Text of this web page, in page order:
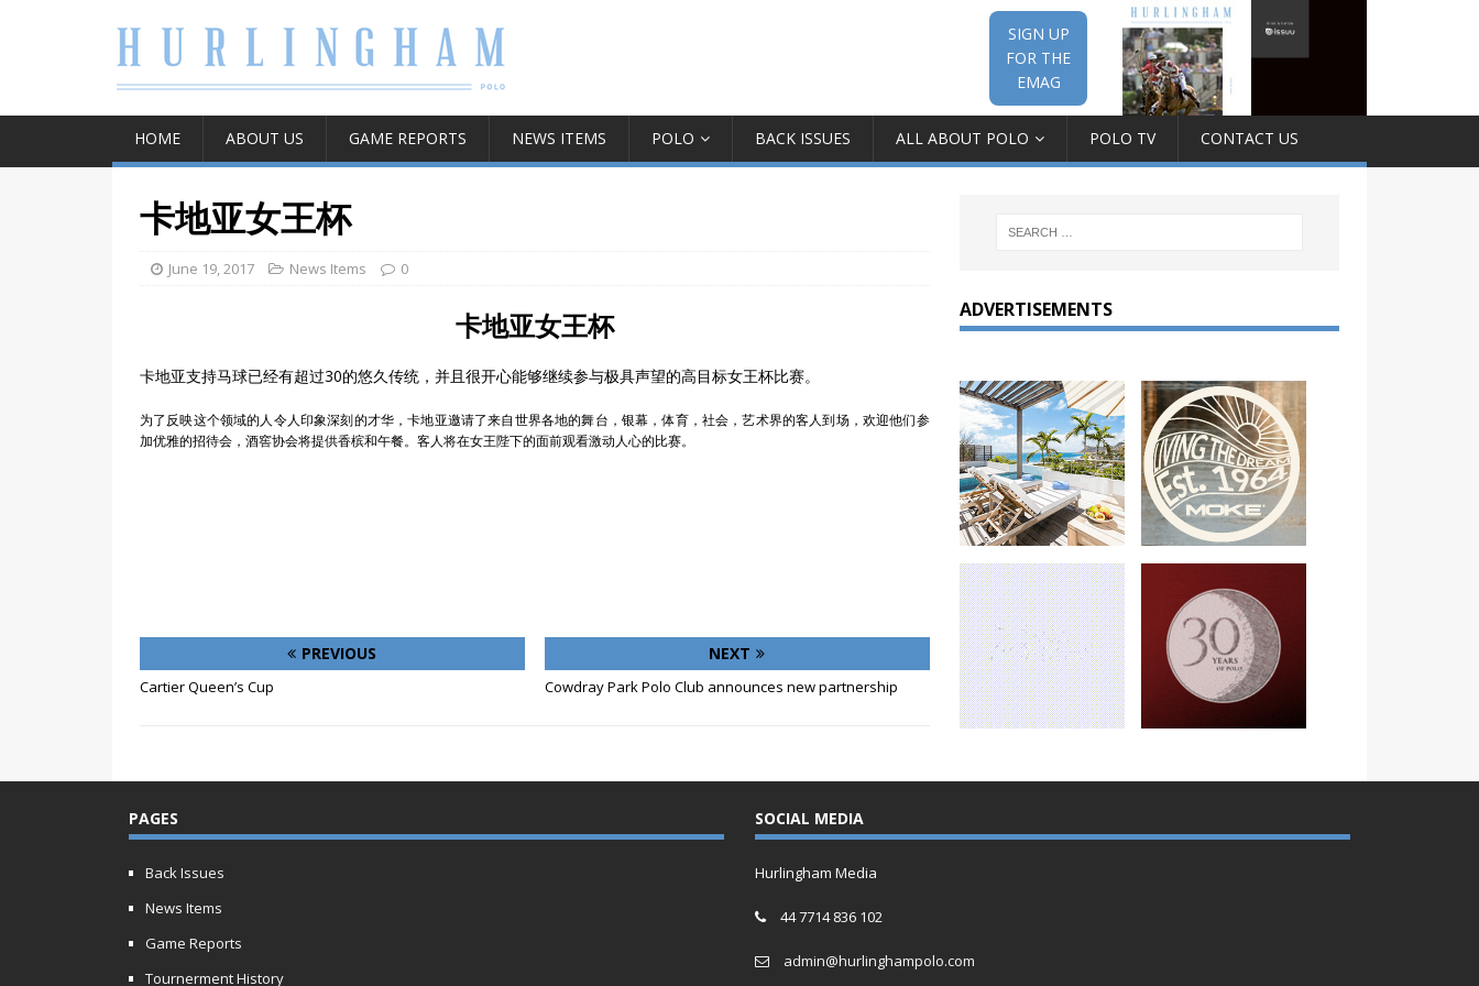
SIGN UP
FOR THE
EMAG
HOME ABOUT US GAME REPORTS NEWS ITEMS POLO BACK ISSUES ALL ABOUT POLO POLO TV CONTACT US
卡地亚女王杯
June 19, 2017 News Items 0
卡地亚女王杯
卡地亚支持马球已经有超过30的悠久传统，并且很开心能够继续参与极具声望的高目标女王杯比赛。
为了反映这个领域的人令人印象深刻的才华，卡地亚邀请了来自世界各地的舞台，银幕，体育，社会，艺术界的客人到场，欢迎他们参
加优雅的招待会，酒窖协会将提供香槟和午餐。客人将在女王陛下的面前观看激动人心的比赛。
PREVIOUS
Cartier Queen’s Cup
NEXT
Cowdray Park Polo Club announces new partnership
ADVERTISEMENTS
PAGES
Back Issues
News Items
Game Reports
Tournerment History
SOCIAL MEDIA
Hurlingham Media
44 7714 836 102
admin@hurlinghampolo.com